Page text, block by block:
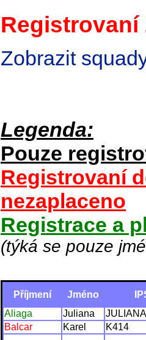
Zobrazit
Legenda:
Pouze
Registrovaní
nezaplaceno
Registrace a
(týká se pouze
Příjmení Jméno
Aliaga
Juliana
JULIANA
Balcar
Karel
K414